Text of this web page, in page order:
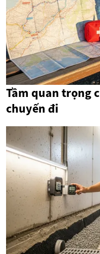
Tầm quan trọng
chuyến đi